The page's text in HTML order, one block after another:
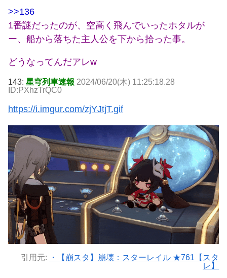
>>136
1番謎だったのが、空高く飛んでいったホタルが
ー、船から落ちた主人公を下から拾った事。
どうなってんだアレw
143: 星穹列車速報 2024/06/20(木) 11:25:18.28
ID:PXhzTrQC0
https://i.imgur.com/zjYJtjT.gif
引用元:
・【崩スタ】崩壊：スターレイル ★761【スタ
レ】